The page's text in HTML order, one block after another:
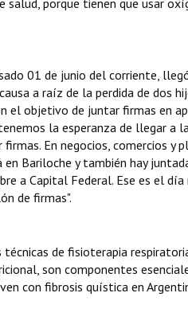
salud, porque tienen que usar
01 de junio del corriente,
a raíz de la perdida de dos
el objetivo de juntar firmas en
la esperanza de llegar a
En negocios, comercios
Bariloche y también hay
a Capital Federal. Ese es el
de firmas".
de fisioterapia
son componentes
con fibrosis quística en